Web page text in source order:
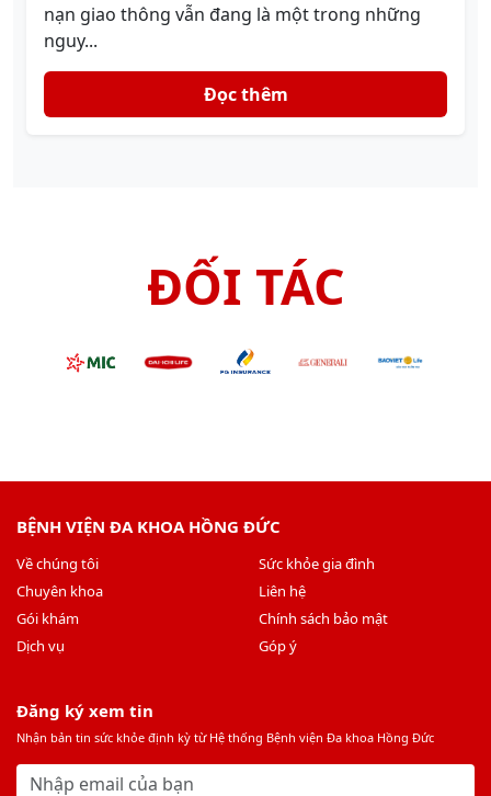
nạn giao thông vẫn đang là một trong những
nguy...
Đọc thêm
ĐỐI TÁC
BỆNH VIỆN ĐA KHOA HỒNG ĐỨC
Về chúng tôi
Chuyên khoa
Gói khám
Dịch vụ
Sức khỏe gia đình
Liên hệ
Chính sách bảo mật
Góp ý
Đăng ký xem tin
Nhận bản tin sức khỏe định kỳ từ Hệ thống Bệnh viện Đa khoa Hồng Đức